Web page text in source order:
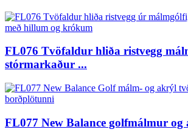
FL076 Tvöfaldur hliða ristvegg
stórmarkaður ...
FL077 New Balance golfmálmur